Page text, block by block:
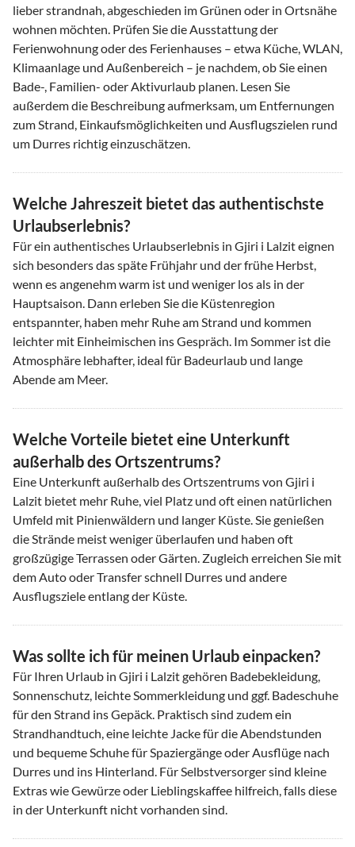
lieber strandnah, abgeschieden im Grünen oder in Ortsnähe
wohnen möchten. Prüfen Sie die Ausstattung der
Ferienwohnung oder des Ferienhauses – etwa Küche, WLAN,
Klimaanlage und Außenbereich – je nachdem, ob Sie einen
Bade-, Familien- oder Aktivurlaub planen. Lesen Sie
außerdem die Beschreibung aufmerksam, um Entfernungen
zum Strand, Einkaufsmöglichkeiten und Ausflugszielen rund
um Durres richtig einzuschätzen.
Welche Jahreszeit bietet das authentischste
Urlaubserlebnis?
Für ein authentisches Urlaubserlebnis in Gjiri i Lalzit eignen
sich besonders das späte Frühjahr und der frühe Herbst,
wenn es angenehm warm ist und weniger los als in der
Hauptsaison. Dann erleben Sie die Küstenregion
entspannter, haben mehr Ruhe am Strand und kommen
leichter mit Einheimischen ins Gespräch. Im Sommer ist die
Atmosphäre lebhafter, ideal für Badeurlaub und lange
Abende am Meer.
Welche Vorteile bietet eine Unterkunft
außerhalb des Ortszentrums?
Eine Unterkunft außerhalb des Ortszentrums von Gjiri i
Lalzit bietet mehr Ruhe, viel Platz und oft einen natürlichen
Umfeld mit Pinienwäldern und langer Küste. Sie genießen
die Strände meist weniger überlaufen und haben oft
großzügige Terrassen oder Gärten. Zugleich erreichen Sie mit
dem Auto oder Transfer schnell Durres und andere
Ausflugsziele entlang der Küste.
Was sollte ich für meinen Urlaub einpacken?
Für Ihren Urlaub in Gjiri i Lalzit gehören Badebekleidung,
Sonnenschutz, leichte Sommerkleidung und ggf. Badeschuhe
für den Strand ins Gepäck. Praktisch sind zudem ein
Strandhandtuch, eine leichte Jacke für die Abendstunden
und bequeme Schuhe für Spaziergänge oder Ausflüge nach
Durres und ins Hinterland. Für Selbstversorger sind kleine
Extras wie Gewürze oder Lieblingskaffee hilfreich, falls diese
in der Unterkunft nicht vorhanden sind.